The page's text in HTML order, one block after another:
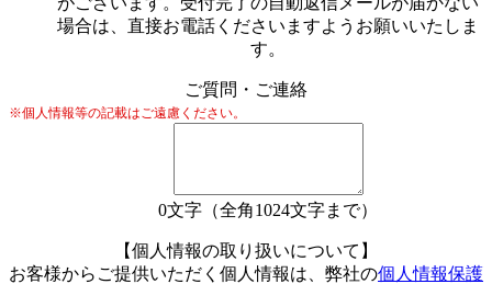
場合は、直接お電話くださいますようお願いいたしま
す。
ご質問・ご連絡
※個人情報等の記載はご遠慮ください。
0文字（全角1024文字まで）
【個人情報の取り扱いについて】
お客様からご提供いただく個人情報は、弊社の個人情報保護